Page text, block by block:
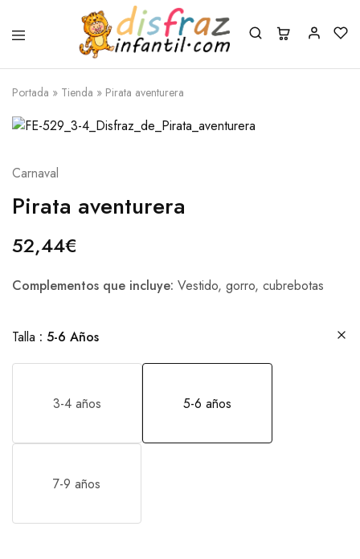
Portada » Tienda » Pirata aventurera
Carnaval
Pirata aventurera
52,44€
Complementos que incluye: Vestido, gorro, cubrebotas
Talla 5-6 Años
3-4 años 5-6 años
7-9 años